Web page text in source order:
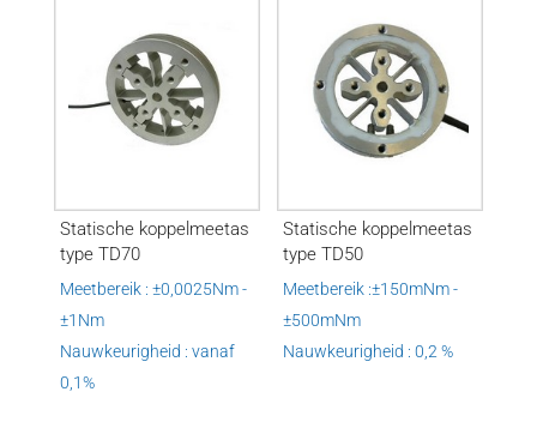
Statische koppelmeetas
type TD70
Meetbereik : ±0,0025Nm -
±1Nm
Nauwkeurigheid : vanaf
0,1%
Statische koppelmeetas
type TD50
Meetbereik :±150mNm -
±500mNm
Nauwkeurigheid : 0,2 %